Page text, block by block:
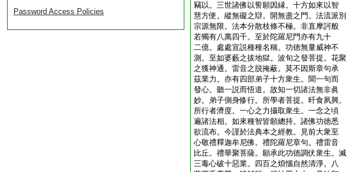
Password Access Policies
竊以。三世諸佛以誓願因縁。十方如來以智
慧方便。縱無礙之辯。開無盡之門。法流派別
宗源無限。法本分散枝條不極。非直摩訶般
若獨有八萬四千。至於陀羅尼門亦有九十
二億。處處宣説種種名稱。功徳無量威神不
測。至如婆藪之拔地獄。波旬之發菩提。花聚
之獲神通。雷音之脱掩蔽。莫不因斯章句承
茲業力。亦有四部弟子十方衆生。聞一句而
發心。聽一説而悟道。故知一切諸法無非眞
妙。弟子側身修行。所學者菩提。旰食夙興。
所行者濟度。一心之力攝取衆生。一念之頃
遍諸法相。如來種智皆願總持。諸佛功徳悉
欲流布。今謹於法典本之經教。見前大衆至
心敬禮釋迦牟尼佛。禮陀羅尼章句。禮雷音
比丘。禮華聚菩薩。願承此功徳調伏衆生。滅
三毒心破十惡業。四百之煩惱自然清淨。八